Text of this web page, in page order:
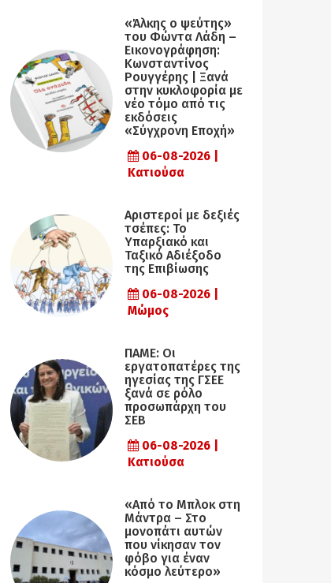
«Άλκης ο ψεύτης»
του Φώντα Λάδη –
Εικονογράφηση:
Κωνσταντίνος
Ρουγγέρης | Ξανά
στην κυκλοφορία με
νέο τόμο από τις
εκδόσεις
«Σύγχρονη Εποχή»
06-08-2026 |
Κατιούσα
Αριστεροί με δεξιές
τσέπες: Το
Υπαρξιακό και
Ταξικό Αδιέξοδο
της Επιβίωσης
06-08-2026 |
Μώμος
ΠΑΜΕ: Οι
εργατοπατέρες της
ηγεσίας της ΓΣΕΕ
ξανά σε ρόλο
προσωπάρχη του
ΣΕΒ
06-08-2026 |
Κατιούσα
«Από το Μπλοκ στη
Μάντρα – Στο
μονοπάτι αυτών
που νίκησαν τον
φόβο για έναν
κόσμο λεύτερο»